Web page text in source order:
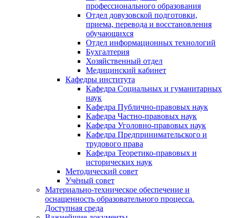
профессионального образования
Отдел довузовской подготовки,
приема, перевода и восстановления
обучающихся
Отдел информационных технологий
Бухгалтерия
Хозяйственный отдел
Медицинский кабинет
Кафедры института
Кафедра Социальных и гуманитарных
наук
Кафедра Публично-правовых наук
Кафедра Частно-правовых наук
Кафедра Уголовно-правовых наук
Кафедра Предпринимательского и
трудового права
Кафедра Теоретико-правовых и
исторических наук
Методический совет
Учёный совет
Материально-техническое обеспечение и
оснащенность образовательного процесса.
Доступная среда